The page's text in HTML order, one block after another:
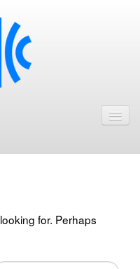
for. Perhaps